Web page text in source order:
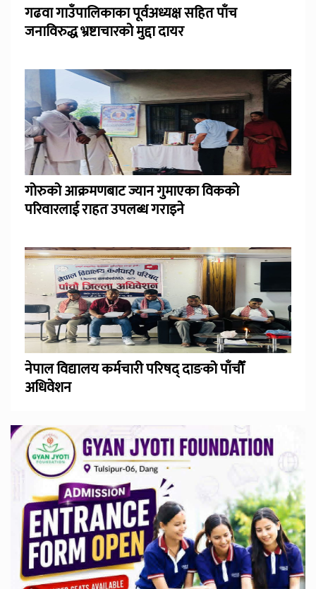
गढवा गाउँपालिकाका पूर्वअध्यक्ष सहित पाँच
जनाविरुद्ध भ्रष्टाचारको मुद्दा दायर
गोरुको आक्रमणबाट ज्यान गुमाएका विकको
परिवारलाई राहत उपलब्ध गराइने
नेपाल विद्यालय कर्मचारी परिषद् दाङको पाँचौँ
अधिवेशन